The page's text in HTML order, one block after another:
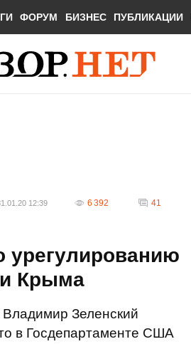
ФОРУМ БИЗНЕС ПУБЛИКАЦИИ
12:39 6 392 41
урегулированию
Крыма
Зеленский
в Госдепартаменте США